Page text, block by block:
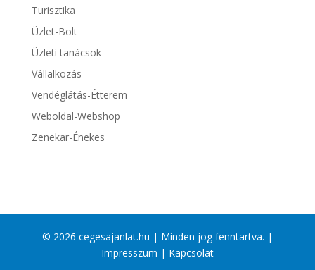
Turisztika
Üzlet-Bolt
Üzleti tanácsok
Vállalkozás
Vendéglátás-Étterem
Weboldal-Webshop
Zenekar-Énekes
© 2026 cegesajanlat.hu | Minden jog fenntartva. |
Impresszum | Kapcsolat